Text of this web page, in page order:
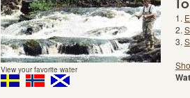
View your favorite water
1.
2.
3.